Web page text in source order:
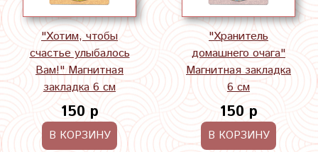
"Хотим, чтобы
счастье улыбалось
Вам!" Магнитная
закладка 6 см
150 р
В КОРЗИНУ
"Хранитель
домашнего очага"
Магнитная закладка
6 см
150 р
В КОРЗИНУ